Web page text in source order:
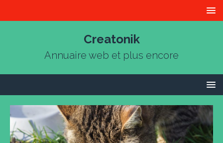
Creatonik
Annuaire web et plus encore